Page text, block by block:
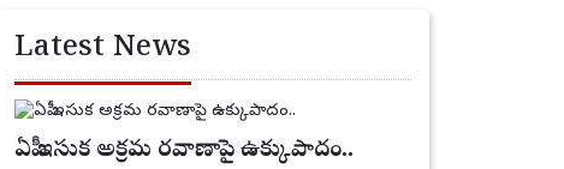
Latest News
ఏపీ ఇసుక అక్రమ రవాణాపై ఉక్కుపాదం..